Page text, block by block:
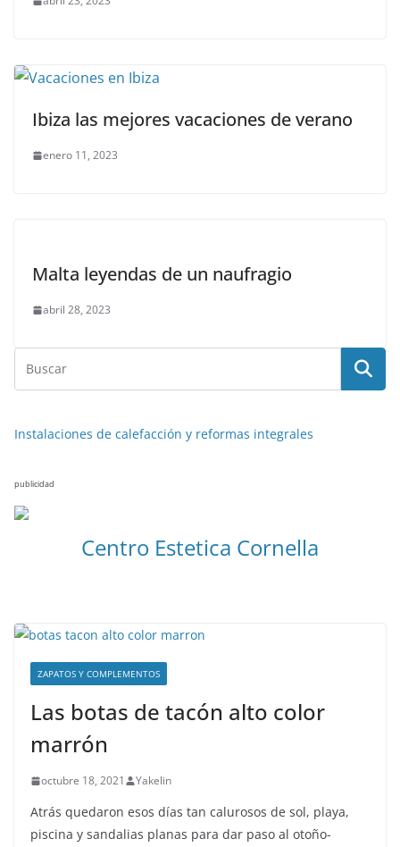
Ibiza las mejores vacaciones de verano
enero 11, 2023
Malta leyendas de un naufragio
abril 28, 2023
Instalaciones de calefacción y reformas integrales
publicidad
Centro Estetica Cornella
ZAPATOS Y COMPLEMENTOS
Las botas de tacón alto color
marrón
octubre 18, 2021 Yakelin
Atrás quedaron esos días tan calurosos de sol, playa,
piscina y sandalias planas para dar paso al otoño-